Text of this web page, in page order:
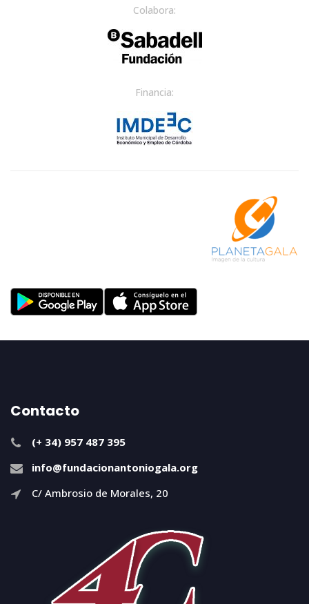
Colabora:
Financia:
Contacto
(+ 34) 957 487 395
info@fundacionantoniogala.org
C/ Ambrosio de Morales, 20